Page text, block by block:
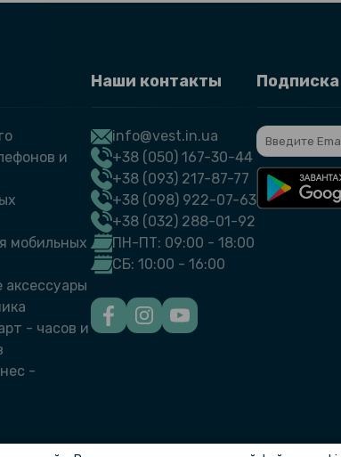
и
мобильных
- часов и
-
Наши контакты
info@vest.in.ua
+38 (050) 167-30-44
+38 (093) 217-87-77
+38 (098) 922-07-63
+38 (032) 288-01-92
ПН-ПТ: 09:00 - 18:00
СБ: 10:00 - 16:00
Подписка